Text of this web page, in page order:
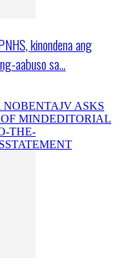
kinondena ang
aabuso sa…
JV ASKS
MINDEDITORIAL
THE-
STATEMENT